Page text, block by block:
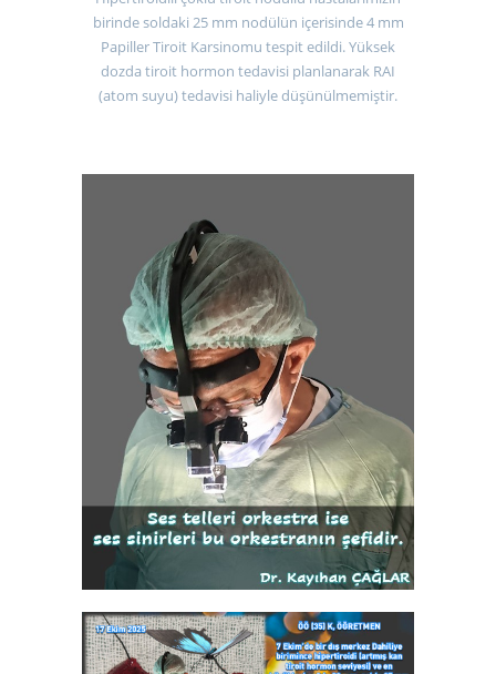
birinde soldaki 25 mm nodülün içerisinde 4 mm
Papiller Tiroit Karsinomu tespit edildi. Yüksek
dozda tiroit hormon tedavisi planlanarak RAI
(atom suyu) tedavisi haliyle düşünülmemiştir.